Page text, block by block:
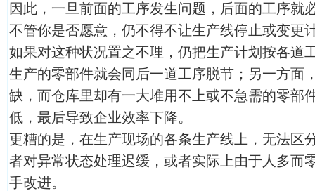
因此，一旦前面的工序发生问题，后面的工序就
不管你是否愿意，仍不得不让生产线停止或变更
如果对这种状况置之不理，仍把生产计划按各道
生产的零部件就会同后一道工序脱节；另一方面
缺，而仓库里却有一大堆用不上或不急需的零部
低，最后导致企业效率下降。
更糟的是，在生产现场的各条生产线上，无法区
者对异常状态处理迟缓，或者实际上由于人多而
手改进。